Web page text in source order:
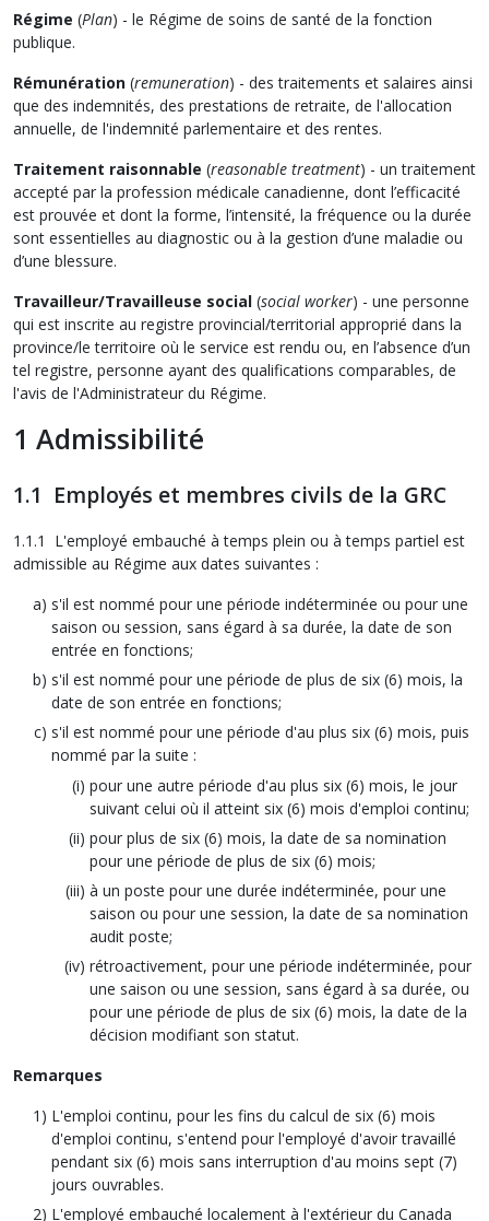
Régime (Plan) - le Régime de soins de santé de la fonction
publique.
Rémunération (remuneration) - des traitements et salaires ainsi
que des indemnités, des prestations de retraite, de l'allocation
annuelle, de l'indemnité parlementaire et des rentes.
Traitement raisonnable (reasonable treatment) - un traitement
accepté par la profession médicale canadienne, dont l’efficacité
est prouvée et dont la forme, l’intensité, la fréquence ou la durée
sont essentielles au diagnostic ou à la gestion d’une maladie ou
d’une blessure.
Travailleur/Travailleuse social (social worker) - une personne
qui est inscrite au registre provincial/territorial approprié dans la
province/le territoire où le service est rendu ou, en l’absence d’un
tel registre, personne ayant des qualifications comparables, de
l'avis de l'Administrateur du Régime.
1 Admissibilité
1.1 Employés et membres civils de la GRC
1.1.1 L'employé embauché à temps plein ou à temps partiel est
admissible au Régime aux dates suivantes :
s'il est nommé pour une période indéterminée ou pour une
saison ou session, sans égard à sa durée, la date de son
entrée en fonctions;
s'il est nommé pour une période de plus de six (6) mois, la
date de son entrée en fonctions;
s'il est nommé pour une période d'au plus six (6) mois, puis
nommé par la suite :
pour une autre période d'au plus six (6) mois, le jour
suivant celui où il atteint six (6) mois d'emploi continu;
pour plus de six (6) mois, la date de sa nomination
pour une période de plus de six (6) mois;
à un poste pour une durée indéterminée, pour une
saison ou pour une session, la date de sa nomination
audit poste;
rétroactivement, pour une période indéterminée, pour
une saison ou une session, sans égard à sa durée, ou
pour une période de plus de six (6) mois, la date de la
décision modifiant son statut.
Remarques
L'emploi continu, pour les fins du calcul de six (6) mois
d'emploi continu, s'entend pour l'employé d'avoir travaillé
pendant six (6) mois sans interruption d'au moins sept (7)
jours ouvrables.
L'employé embauché localement à l'extérieur du Canada